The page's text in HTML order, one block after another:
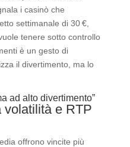
i casinò che
settimanale di 30 €,
tenere sotto controllo
è un gesto di
il divertimento, ma lo
ad alto divertimento”
volatilità e RTP
offrono vincite più